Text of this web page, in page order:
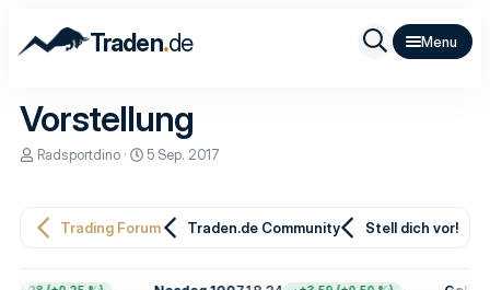
Traden.de
Vorstellung
E
e
Radsportdino
E
e
5 Sep. 2017
Trading Forum Traden.de Community Stell dich vor!